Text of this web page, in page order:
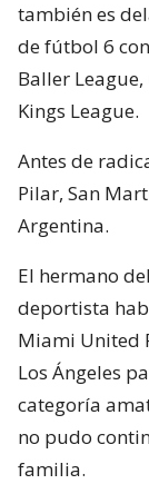
también es
de fútbol 6
Baller
Kings League.
Antes de
Pilar, San
Argentina.
El hermano
deportista
Miami United
Los Ángeles
categoría
no pudo
familia.